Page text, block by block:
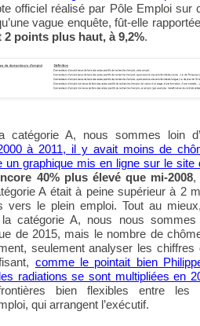
officiel réalisé par Pôle Emploi sur
vague enquête, fût-elle
2 points plus haut, à 9,2%.
catégorie A, nous sommes loin
à 2011, il y avait moins de
un graphique mis en ligne sur le site
40% plus élevé que mi-2008,
A était à peine supérieur à 2
vers le plein emploi. Tout au
la catégorie A, nous nous
de 2015, mais le nombre de
seulement analyser les
comme le pointait bien
les radiations se sont multipliées en
bien flexibles entre les
qui arrangent l’exécutif.